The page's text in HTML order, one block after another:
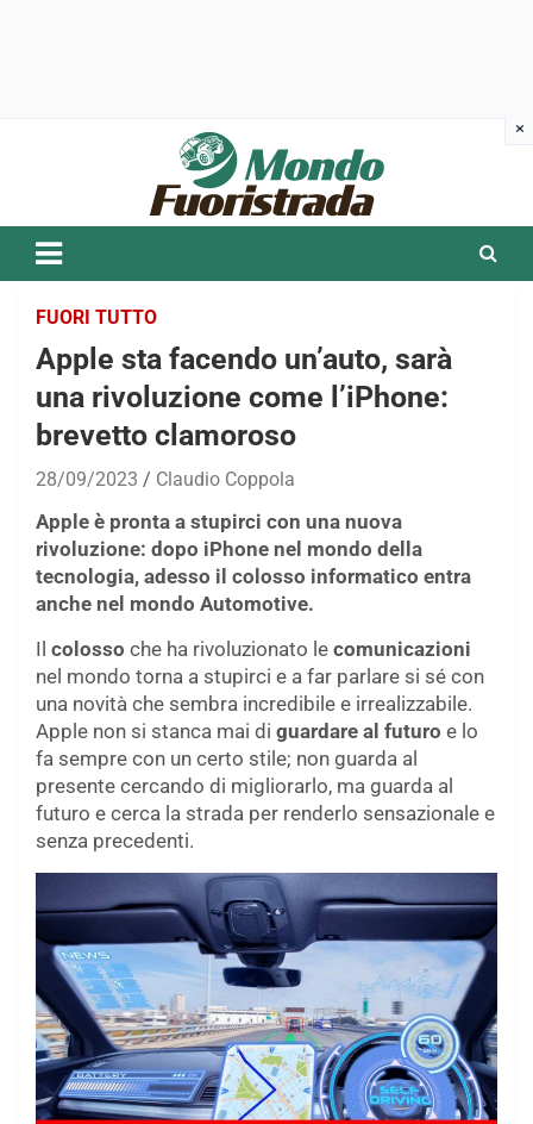
FUORI TUTTO
Apple sta facendo un’auto, sarà
una rivoluzione come l’iPhone:
brevetto clamoroso
28/09/2023 Claudio Coppola
Apple è pronta a stupirci con una nuova
rivoluzione: dopo iPhone nel mondo della
tecnologia, adesso il colosso informatico entra
anche nel mondo Automotive.
Il colosso che ha rivoluzionato le comunicazioni
nel mondo torna a stupirci e a far parlare si sé con
una novità che sembra incredibile e irrealizzabile.
Apple non si stanca mai di guardare al futuro e lo
fa sempre con un certo stile; non guarda al
presente cercando di migliorarlo, ma guarda al
futuro e cerca la strada per renderlo sensazionale e
senza precedenti.